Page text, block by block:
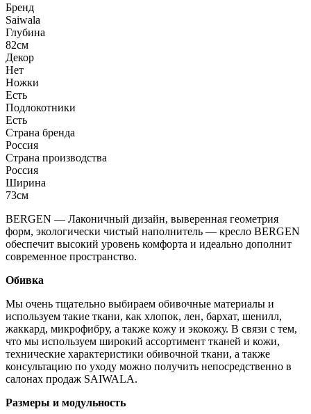
Бренд
Saiwala
Глубина
82см
Декор
Нет
Ножки
Есть
Подлокотники
Есть
Страна бренда
Россия
Страна производства
Россия
Ширина
73см
BERGEN — Лаконичный дизайн, выверенная геометрия
форм, экологически чистый наполнитель — кресло BERGEN
обеспечит высокий уровень комфорта и идеально дополнит
современное пространство.
Обивка
Мы очень тщательно выбираем обивочные материалы и
используем такие ткани, как хлопок, лен, бархат, шенилл,
жаккард, микрофибру, а также кожу и экокожу. В связи с тем,
что мы используем широкий ассортимент тканей и кожи,
технические характеристики обивочной ткани, а также
консультацию по уходу можно получить непосредственно в
салонах продаж SAIWALA.
Размеры и модульность